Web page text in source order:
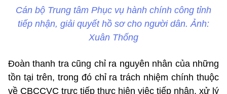
Cán bộ Trung tâm Phục vụ hành chính công tỉnh
tiếp nhận, giải quyết hồ sơ cho người dân. Ảnh:
Xuân Thống
Đoàn thanh tra cũng chỉ ra nguyên nhân của những
tồn tại trên, trong đó chỉ ra trách nhiệm chính thuộc
về CBCCVC trực tiếp thực hiện việc tiếp nhận, xử lý